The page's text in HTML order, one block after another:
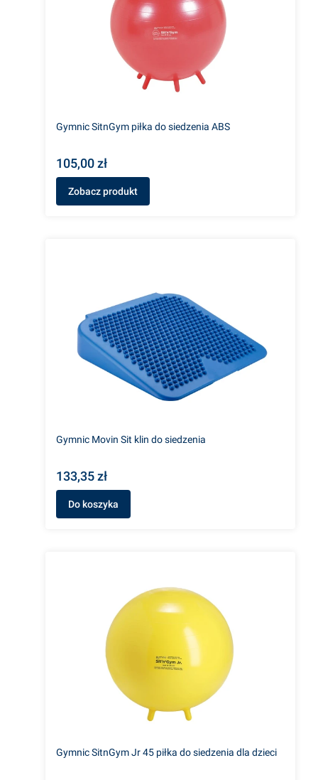
Gymnic SitnGym piłka do siedzenia ABS
105,00 zł
Zobacz produkt
Gymnic Movin Sit klin do siedzenia
133,35 zł
Do koszyka
Gymnic SitnGym Jr 45 piłka do siedzenia dla dzieci